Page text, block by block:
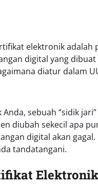
elektronik
digital yang
diatur dalam
sebuah “sidik
diubah sekecil apa
digital akan
tandatangani.
Elektronik